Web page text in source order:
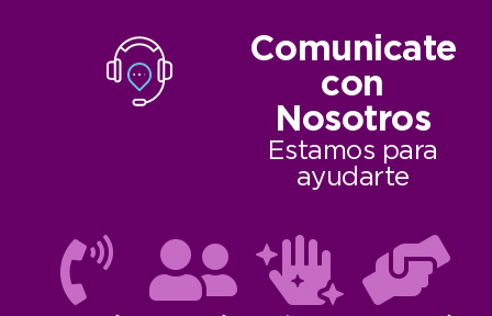
Comunicate
con
Nosotros
Estamos para
ayudarte